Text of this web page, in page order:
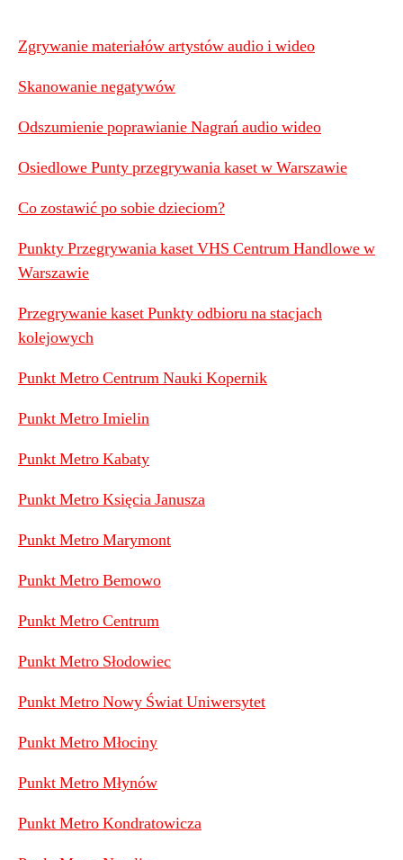
Zgrywanie materiałów artystów audio i wideo
Skanowanie negatywów
Odszumienie poprawianie Nagrań audio wideo
Osiedlowe Punty przegrywania kaset w Warszawie
Co zostawić po sobie dzieciom?
Punkty Przegrywania kaset VHS Centrum Handlowe w
Warszawie
Przegrywanie kaset Punkty odbioru na stacjach
kolejowych
Punkt Metro Centrum Nauki Kopernik
Punkt Metro Imielin
Punkt Metro Kabaty
Punkt Metro Księcia Janusza
Punkt Metro Marymont
Punkt Metro Bemowo
Punkt Metro Centrum
Punkt Metro Słodowiec
Punkt Metro Nowy Świat Uniwersytet
Punkt Metro Młociny
Punkt Metro Młynów
Punkt Metro Kondratowicza